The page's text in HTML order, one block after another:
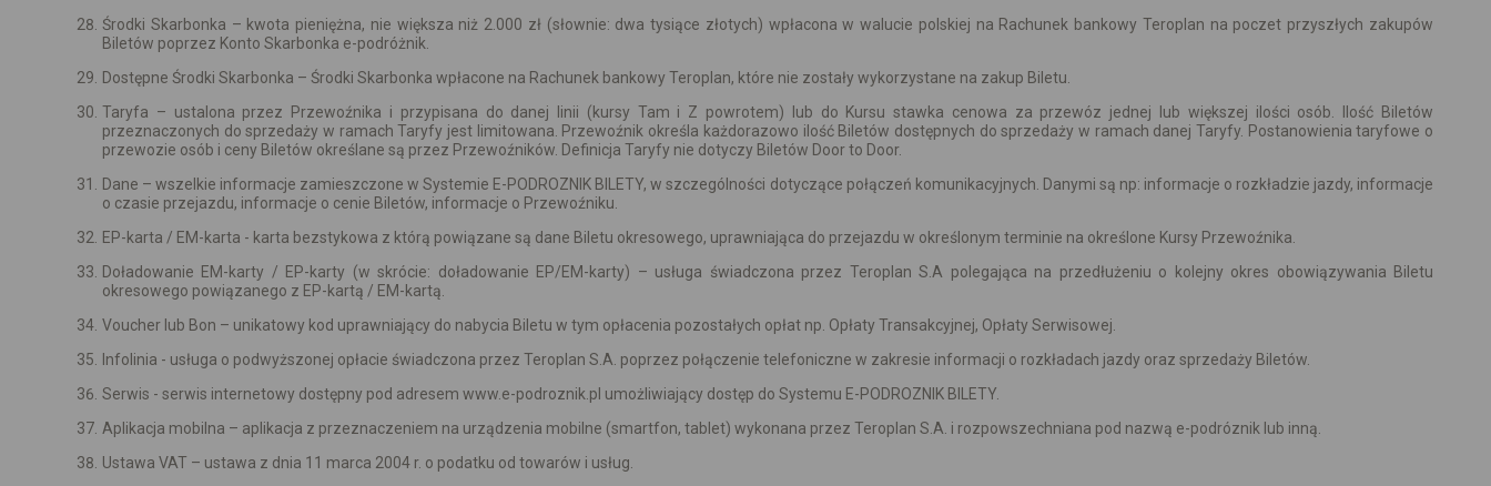
Środki Skarbonka – kwota pieniężna, nie większa niż 2.000 zł (słownie: dwa tysiące złotych) wpłacona w walucie polskiej na Rachunek bankowy Teroplan na poczet przyszłych zakupów
Biletów poprzez Konto Skarbonka e-podróżnik.
Dostępne Środki Skarbonka – Środki Skarbonka wpłacone na Rachunek bankowy Teroplan, które nie zostały wykorzystane na zakup Biletu.
Taryfa – ustalona przez Przewoźnika i przypisana do danej linii (kursy Tam i Z powrotem) lub do Kursu stawka cenowa za przewóz jednej lub większej ilości osób. Ilość Biletów
przeznaczonych do sprzedaży w ramach Taryfy jest limitowana. Przewoźnik określa każdorazowo ilość Biletów dostępnych do sprzedaży w ramach danej Taryfy. Postanowienia taryfowe o
przewozie osób i ceny Biletów określane są przez Przewoźników. Definicja Taryfy nie dotyczy Biletów Door to Door.
Dane – wszelkie informacje zamieszczone w Systemie E-PODROZNIK BILETY, w szczególności dotyczące połączeń komunikacyjnych. Danymi są np: informacje o rozkładzie jazdy, informacje
o czasie przejazdu, informacje o cenie Biletów, informacje o Przewoźniku.
EP-karta / EM-karta - karta bezstykowa z którą powiązane są dane Biletu okresowego, uprawniająca do przejazdu w określonym terminie na określone Kursy Przewoźnika.
Doładowanie EM-karty / EP-karty (w skrócie: doładowanie EP/EM-karty) – usługa świadczona przez Teroplan S.A polegająca na przedłużeniu o kolejny okres obowiązywania Biletu
okresowego powiązanego z EP-kartą / EM-kartą.
Voucher lub Bon – unikatowy kod uprawniający do nabycia Biletu w tym opłacenia pozostałych opłat np. Opłaty Transakcyjnej, Opłaty Serwisowej.
Infolinia - usługa o podwyższonej opłacie świadczona przez Teroplan S.A. poprzez połączenie telefoniczne w zakresie informacji o rozkładach jazdy oraz sprzedaży Biletów.
Serwis - serwis internetowy dostępny pod adresem www.e-podroznik.pl umożliwiający dostęp do Systemu E-PODROZNIK BILETY.
Aplikacja mobilna – aplikacja z przeznaczeniem na urządzenia mobilne (smartfon, tablet) wykonana przez Teroplan S.A. i rozpowszechniana pod nazwą e-podróznik lub inną.
Ustawa VAT – ustawa z dnia 11 marca 2004 r. o podatku od towarów i usług.